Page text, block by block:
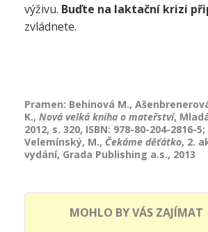
výživu. Buďte na laktační krizi
zvládnete.
Pramen: Behinová M.,
K., Nová velká kniha o mateřství,
2012, s. 320, ISBN: 978-80-204-2816-
Velemínský, M., Čekáme děťátko, 2.
vydání, Grada Publishing a.s., 2013
MOHLO BY VÁS ZAJÍMAT